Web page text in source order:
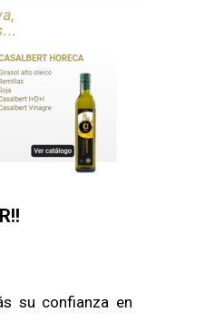
su confianza en